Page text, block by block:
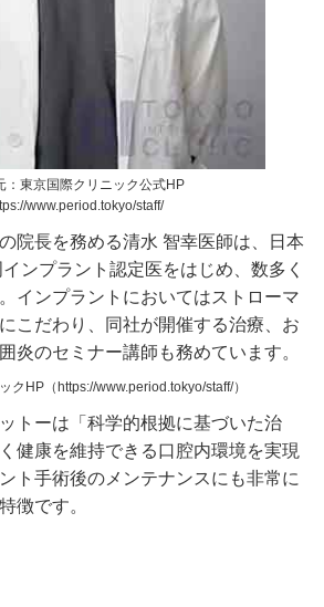
：東京国際クリニック公式HP
www.period.tokyo/staff/
院長を務める清水 智幸医師は、日本
ンプラント認定医をはじめ、数多く
インプラントにおいてはストローマ
こだわり、同社が開催する治療、お
炎のセミナー講師も務めています。
クHP（https://www.period.tokyo/staff/）
トーは「科学的根拠に基づいた治
健康を維持できる口腔内環境を実現
ト手術後のメンテナンスにも非常に
徴です。